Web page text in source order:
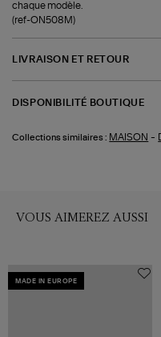
chaque modèle.
(ref-ON508M)
LIVRAISON ET RETOUR
DISPONIBILITÉ BOUTIQUE
Collections similaires : MAISON -
VOUS AIMEREZ AUSSI
MADE IN EUROPE